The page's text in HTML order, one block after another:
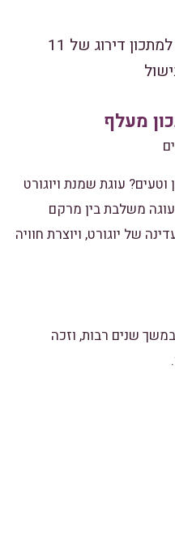
1.8/5 - למתכון דירוג של 11
מעלף
וטעים? עוגת שמנת ויוגורט
משלבת בין מרקם
של יוגורט, ויוצרת חוויה
שנים רבות,וזכה